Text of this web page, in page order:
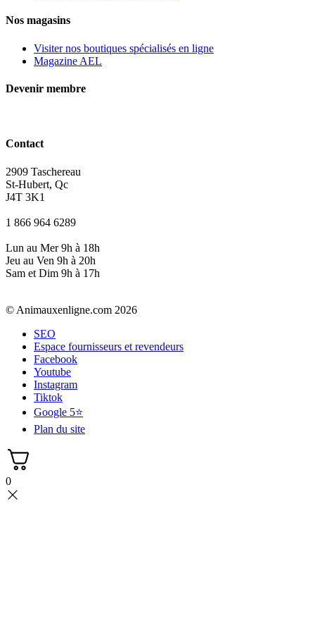
Nos magasins
Visiter nos boutiques spécialisés en ligne
Magazine AEL
Devenir membre
Contact
2909 Taschereau
St-Hubert, Qc
J4T 3K1
1 866 964 6289
Lun au Mer 9h à 18h
Jeu au Ven 9h à 20h
Sam et Dim 9h à 17h
© Animauxenligne.com 2026
SEO
Espace fournisseurs et revendeurs
Facebook
Youtube
Instagram
Tiktok
Google 5⭐
Plan du site
0